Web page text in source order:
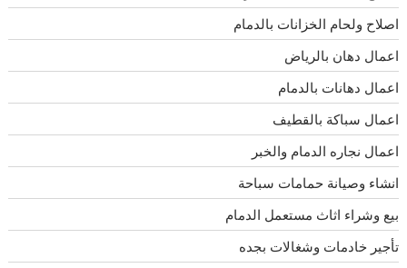
اصلاح ولحام الخزانات بالدمام
اعمال دهان بالرياض
اعمال دهانات بالدمام
اعمال سباكة بالقطيف
اعمال نجاره الدمام والخبر
انشاء وصيانة حمامات سباحة
بيع وشراء اثاث مستعمل الدمام
تأجير خادمات وشغالات بجده